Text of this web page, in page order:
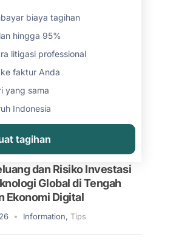
biaya tagihan
hingga 95%
litigasi professional
faktur Anda
yang sama
Indonesia
tagihan
dan Risiko Investasi
Global di Tengah
Ekonomi Digital
Information, Tips